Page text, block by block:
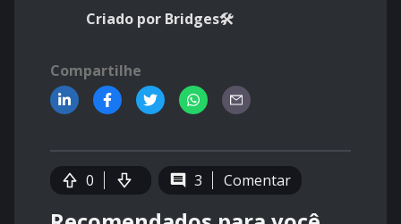
Criado por Bridges🛠️
Compartilhe
0 3 Comentar